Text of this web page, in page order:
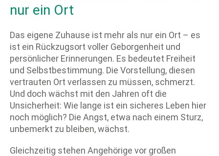
nur ein Ort
Das eigene Zuhause ist mehr als nur ein Ort – es
ist ein Rückzugsort voller Geborgenheit und
persönlicher Erinnerungen. Es bedeutet Freiheit
und Selbstbestimmung. Die Vorstellung, diesen
vertrauten Ort verlassen zu müssen, schmerzt.
Und doch wächst mit den Jahren oft die
Unsicherheit: Wie lange ist ein sicheres Leben hier
noch möglich? Die Angst, etwa nach einem Sturz,
unbemerkt zu bleiben, wächst.
Gleichzeitig stehen Angehörige vor großen